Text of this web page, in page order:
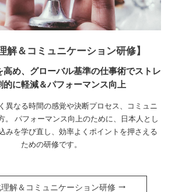
解＆コミュニケーション研修】
め、グローバル基準の仕事術でストレ
的に軽減＆パフォーマンス向上
異なる時間の感覚や決断プロセス、コミュニ
。 パフォーマンス向上のために、日本人とし
みを学び直し、効率よくポイントを押さえる
ための研修です。
解＆コミュニケーション研修